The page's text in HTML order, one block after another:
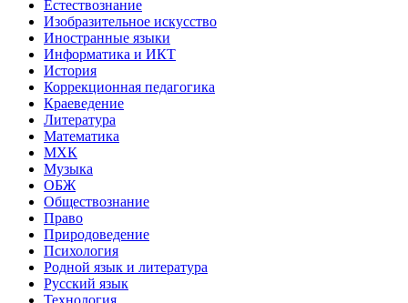
Естествознание
Изобразительное искусство
Иностранные языки
Информатика и ИКТ
История
Коррекционная педагогика
Краеведение
Литература
Математика
МХК
Музыка
ОБЖ
Обществознание
Право
Природоведение
Психология
Родной язык и литература
Русский язык
Технология